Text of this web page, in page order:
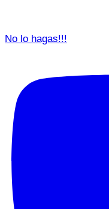
No lo hagas!!!